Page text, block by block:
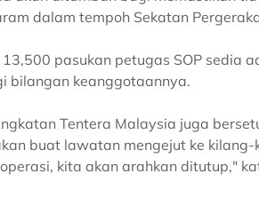
dalam tempoh Sekatan
pasukan petugas SOP sedia
bilangan keanggotaannya.
Tentera Malaysia juga
buat lawatan mengejut ke
kita akan arahkan ditutup,"